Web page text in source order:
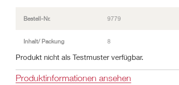
Bestell-Nr. 9779
Inhalt/ Packung 8
Produkt nicht als Testmuster verfügbar.
Produktinformationen ansehen